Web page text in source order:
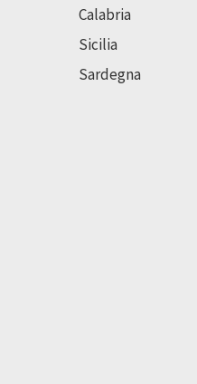
Calabria
Sicilia
Sardegna